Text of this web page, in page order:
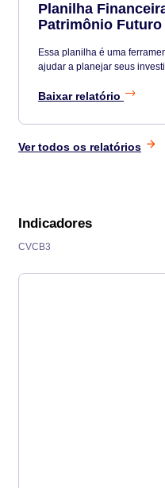
Planilha
Patrimônio Futuro
Essa planilha é uma
ajudar a planejar seus
e tempo investidos.
Baixar relatório
Ver todos os relatórios
Indicadores
CVCB3